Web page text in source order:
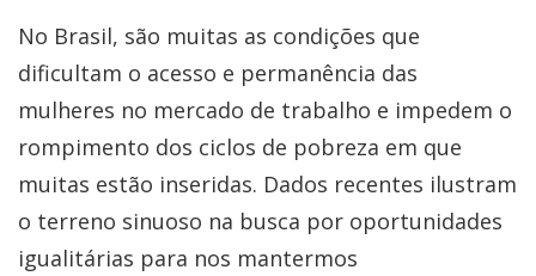
No Brasil, são muitas as condições que
dificultam o acesso e permanência das
mulheres no mercado de trabalho e impedem o
rompimento dos ciclos de pobreza em que
muitas estão inseridas. Dados recentes ilustram
o terreno sinuoso na busca por oportunidades
igualitárias para nos mantermos